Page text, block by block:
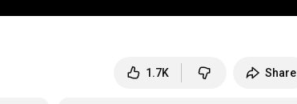
1.7K Share